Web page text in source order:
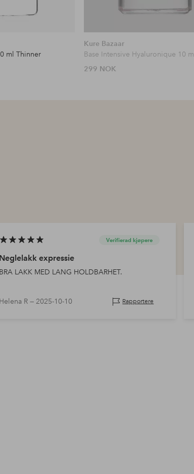
ml Thinner
Kure Bazaar
Base Intensive Hyaluronique 10 ml
299 NOK
Verifierad kjøpere
Neglelakk expressie
BRA LAKK MED LANG HOLDBARHET.
Helena R — 2025-10-10 Rapportere